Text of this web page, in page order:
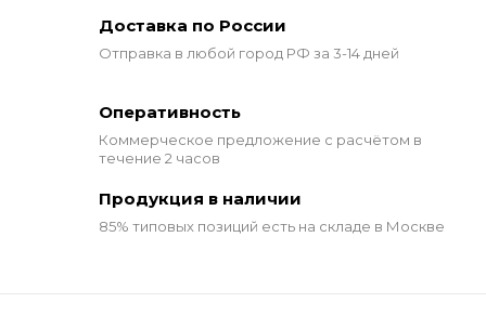
Доставка по России
Отправка в любой город РФ за 3-14 дней
Оперативность
Коммерческое предложение с расчётом в
течение 2 часов
Продукция в наличии
85% типовых позиций есть на складе в Москве